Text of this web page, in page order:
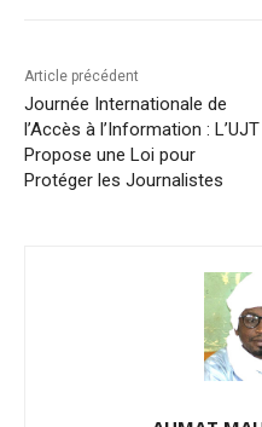
Article précédent
Journée Internationale de
l’Accès à l’Information : L’UJT
Propose une Loi pour
Protéger les Journalistes